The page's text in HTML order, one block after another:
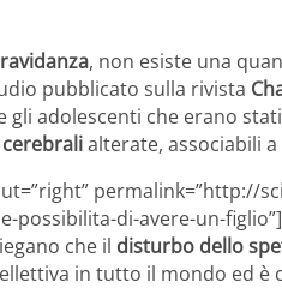
, non esiste una
pubblicato sulla rivista
gli adolescenti che erano
alterate, associabili a
permalink=”http://
possibilita-di-avere-un-
che il disturbo dello
in tutto il mondo ed è